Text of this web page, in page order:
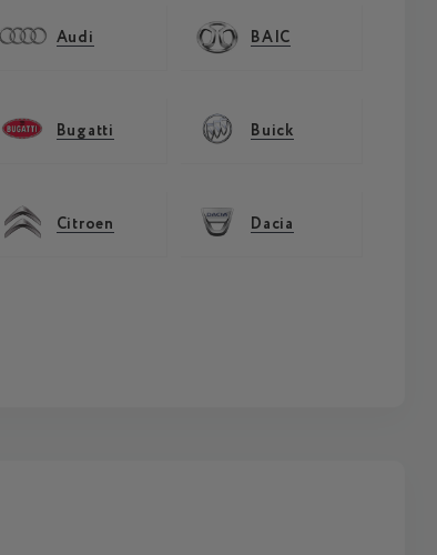
Audi BAIC
Bugatti Buick
Citroen Dacia